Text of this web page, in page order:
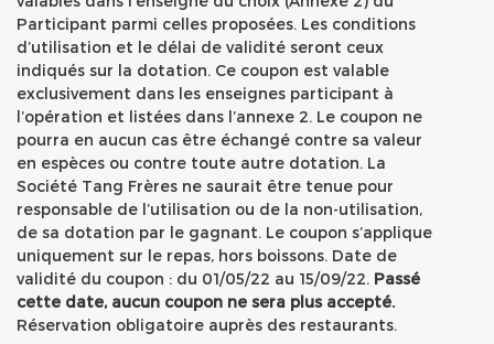
Participant parmi celles proposées. Les conditions
d’utilisation et le délai de validité seront ceux
indiqués sur la dotation. Ce coupon est valable
exclusivement dans les enseignes participant à
l’opération et listées dans l’annexe 2. Le coupon ne
pourra en aucun cas être échangé contre sa valeur
en espèces ou contre toute autre dotation. La
Société Tang Frères ne saurait être tenue pour
responsable de l’utilisation ou de la non-utilisation,
de sa dotation par le gagnant. Le coupon s’applique
uniquement sur le repas, hors boissons. Date de
validité du coupon : du 01/05/22 au 15/09/22. Passé
cette date, aucun coupon ne sera plus accepté.
Réservation obligatoire auprès des restaurants.